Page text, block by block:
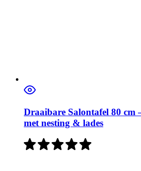
Draaibare Salontafel 80 cm
met nesting & lades